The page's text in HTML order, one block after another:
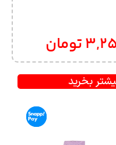
تومان
بخرید